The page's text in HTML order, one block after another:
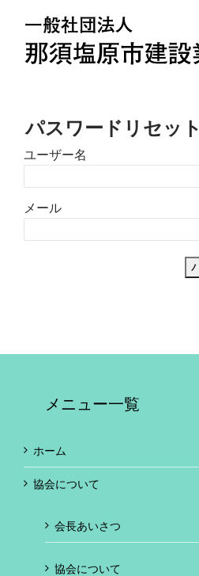
content
パスワードリセット
ユーザー名
メール
メニュー一覧
ホーム
協会について
会長あいさつ
協会について